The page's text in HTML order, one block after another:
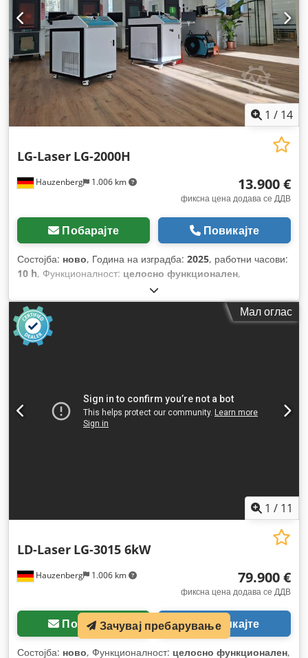
1 / 14
Hauzenberg 1.006 km
LG-Laser LG-2000H
13.900 €
фиксна цена додава се ДДВ
Побарајте Повикајте
Состојба: ново, Година на изградба: 2025, работни часови:
10 h, Функционалност: целосно функционален,
Мал оглас
1 / 11
Hauzenberg 1.006 km
LD-Laser LG-3015 6kW
79.900 €
фиксна цена додава се ДДВ
Побарајте Повикајте
Состојба: ново, Функционалност: целосно функционален,
Зачувај пребарување